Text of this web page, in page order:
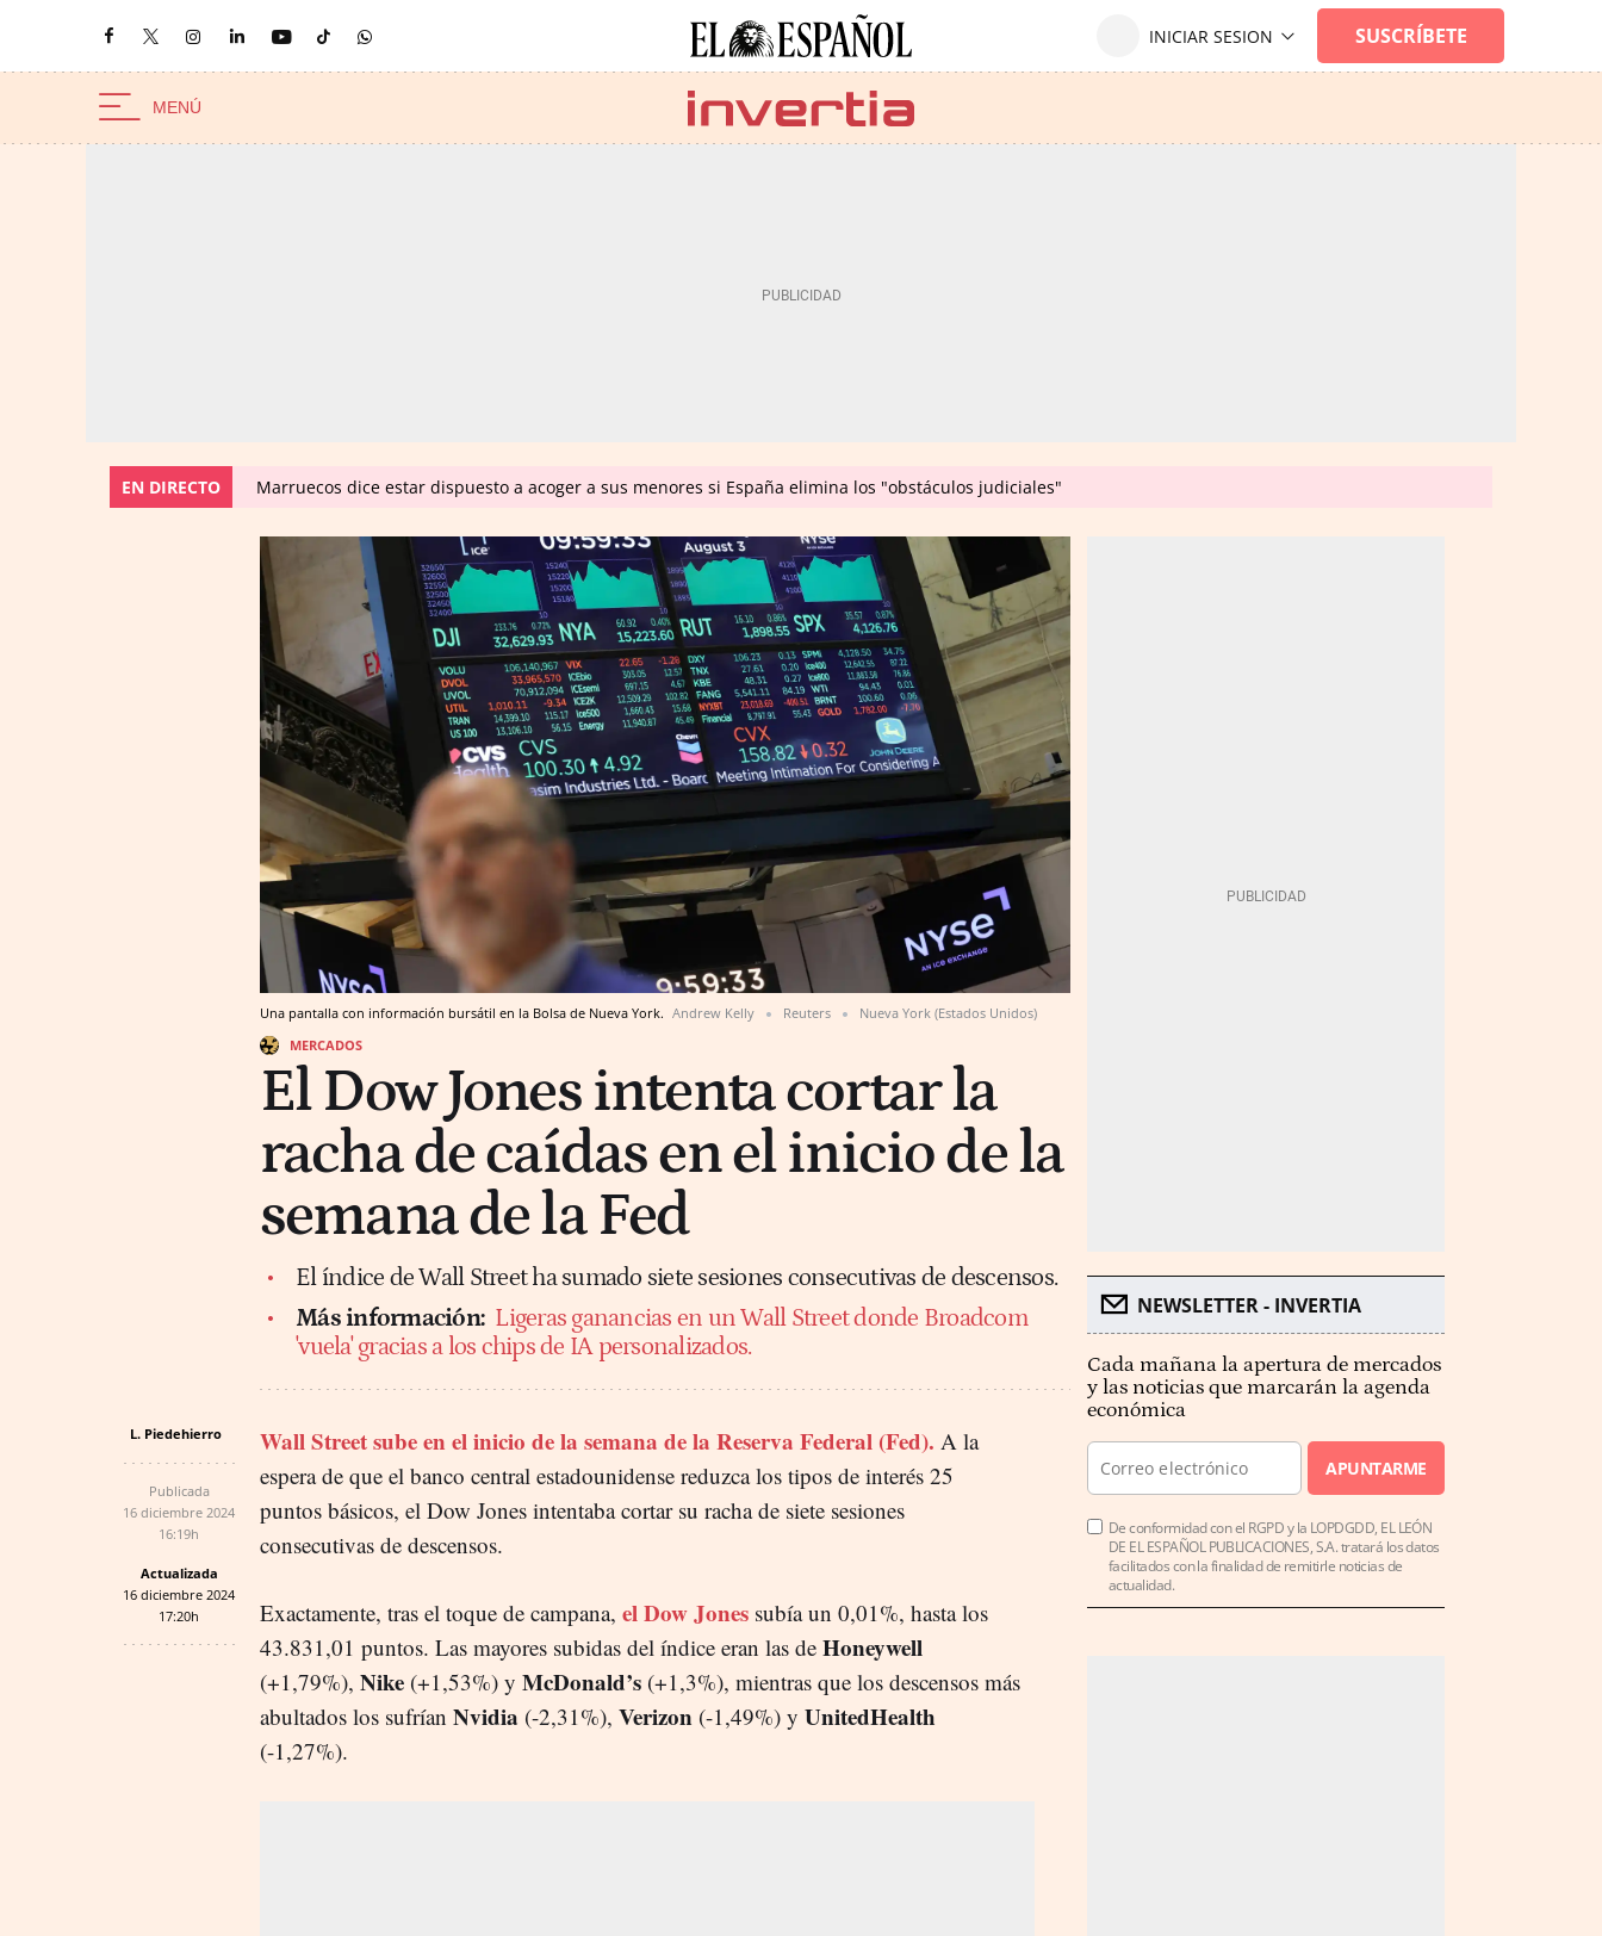
EN DIRECTO Marruecos dice estar dispuesto a acoger a sus menores si España elimina los "obstáculos judiciales"
Una pantalla con información bursátil en la Bolsa de Nueva York. Andrew Kelly Reuters
Nueva York (Estados Unidos)
MERCADOS
El Dow Jones intenta cortar la
racha de caídas en el inicio de la
semana de la Fed
El índice de Wall Street ha sumado siete sesiones consecutivas de descensos.
Más información: Ligeras ganancias en un Wall Street donde Broadcom
'vuela' gracias a los chips de IA personalizados.
L. Piedehierro
Publicada
16 diciembre 2024
16:19h
Actualizada
16 diciembre 2024
17:20h
Wall Street sube en el inicio de la semana de la Reserva Federal (Fed). A la
espera de que el banco central estadounidense reduzca los tipos de interés 25
puntos básicos, el Dow Jones intentaba cortar su racha de siete sesiones
consecutivas de descensos.
Exactamente, tras el toque de campana, el Dow Jones subía un 0,01%, hasta los
43.831,01 puntos. Las mayores subidas del índice eran las de Honeywell
(+1,79%), Nike (+1,53%) y McDonald’s (+1,3%), mientras que los descensos más
abultados los sufrían Nvidia (-2,31%), Verizon (-1,49%) y UnitedHealth
(-1,27%).
NEWSLETTER - INVERTIA
Cada mañana la apertura de mercados
y las noticias que marcarán la agenda
económica
APUNTARME
De conformidad con el RGPD y la LOPDGDD, EL LEÓN
DE EL ESPAÑOL PUBLICACIONES, S.A. tratará los datos
facilitados con la finalidad de remitirle noticias de
actualidad.